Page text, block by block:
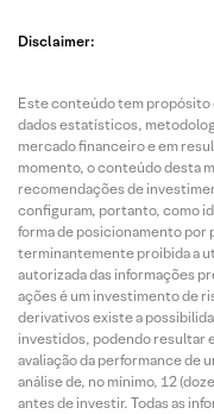
Disclaimer:
Este conteúdo tem propósito
dados estatísticos,
mercado financeiro e em
momento, o conteúdo desta
recomendações de
configuram, portanto, como
forma de posicionamento por
terminantemente proibida a
autorizada das informações
ações é um investimento de
derivativos existe a
investidos, podendo resultar
avaliação da performance de
análise de, no mínimo, 12
antes de investir. Todas as